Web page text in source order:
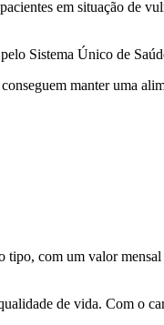
em situação de
Sistema Único de
manter uma
tipo, com um valor
de vida. Com o